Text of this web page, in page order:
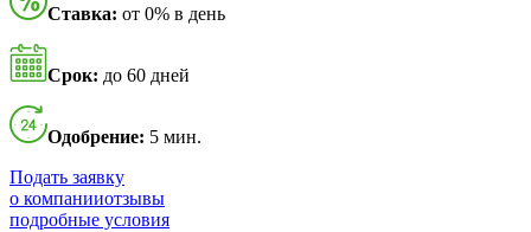
Ставка: от 0% в день
Срок: до 60 дней
Одобрение: 5 мин.
Подать заявку
о компанииотзывы
подробные условия